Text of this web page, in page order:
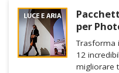
per
Trasforma
12
migliorare